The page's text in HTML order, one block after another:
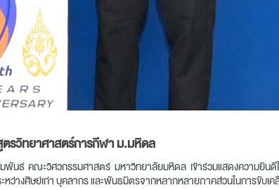
รวิทยาศาสตร์การกีฬา ม.มหิดล
นธ์ คณะวิศวกรรมศาสตร์ มหาวิทยาลัยมหิดล เข้าร่วมแสดงความยินดี
ว่างศิษย์เก่า บุคลากร และพันธมิตรจากหลากหลายภาคส่วนในการขั